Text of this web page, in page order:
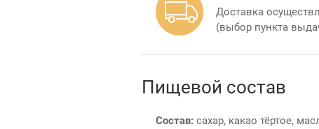
Доставка
(выбор пункта
Пищевой состав
Состав: сахар, какао тёртое,